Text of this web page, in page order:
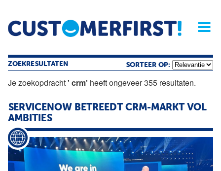
Home Opinie Archief
Magazine
ZOEKRESULTATEN SORTEER OP:
Je zoekopdracht' crm' heeft ongeveer 355 resultaten.
SERVICENOW BETREEDT CRM-MARKT VOL
AMBITIES